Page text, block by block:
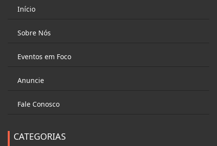
Início
Sobre Nós
Eventos em Foco
Anuncie
Fale Conosco
CATEGORIAS